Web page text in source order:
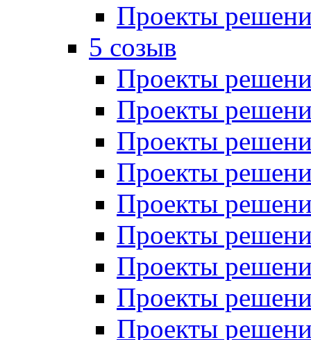
Проекты
5 созыв
Проекты
Проекты
Проекты
Проекты
Проекты
Проекты
Проекты
Проекты
Проекты